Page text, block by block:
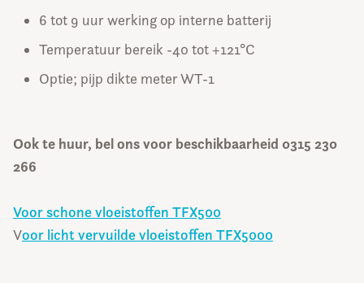
6 tot 9 uur werking op interne batterij
Temperatuur bereik -40 tot +121°C
Optie; pijp dikte meter WT-1
Ook te huur, bel ons voor beschikbaarheid 0315 230
266
Voor schone vloeistoffen TFX500
Voor licht vervuilde vloeistoffen TFX5000